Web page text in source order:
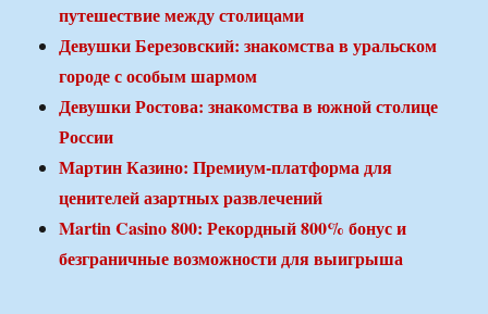
путешествие между столицами
Девушки Березовский: знакомства в уральском
городе с особым шармом
Девушки Ростова: знакомства в южной столице
России
Мартин Казино: Премиум-платформа для
ценителей азартных развлечений
Martin Casino 800: Рекордный 800% бонус и
безграничные возможности для выигрыша